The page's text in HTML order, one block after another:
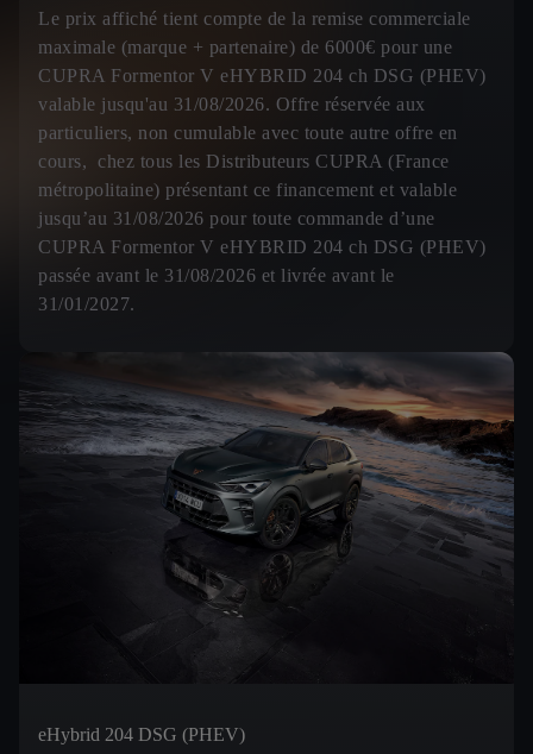
Le prix affiché tient compte de la remise commerciale
maximale (marque + partenaire) de 6000€ pour une
CUPRA Formentor V eHYBRID 204 ch DSG (PHEV)
valable jusqu'au 31/08/2026. Offre réservée aux
particuliers, non cumulable avec toute autre offre en
cours, chez tous les Distributeurs CUPRA (France
métropolitaine) présentant ce financement et valable
jusqu’au 31/08/2026 pour toute commande d’une
CUPRA Formentor V eHYBRID 204 ch DSG (PHEV)
passée avant le 31/08/2026 et livrée avant le
31/01/2027.
eHybrid 204 DSG (PHEV)